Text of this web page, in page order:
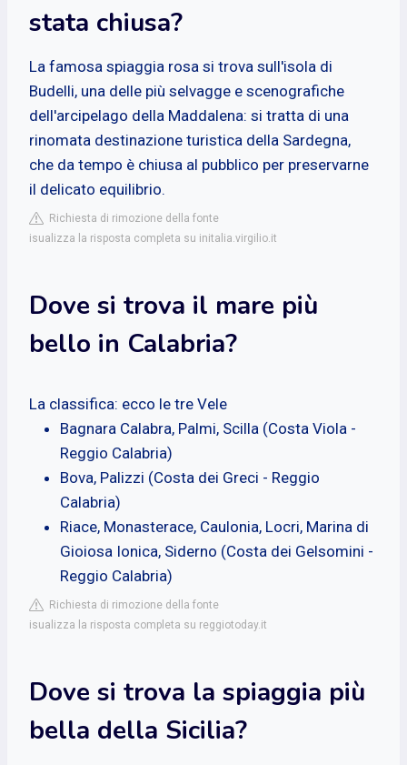
stata chiusa?
La famosa spiaggia rosa si trova sull'isola di
Budelli, una delle più selvagge e scenografiche
dell'arcipelago della Maddalena: si tratta di una
rinomata destinazione turistica della Sardegna,
che da tempo è chiusa al pubblico per preservarne
il delicato equilibrio.
Richiesta di rimozione della fonte
isualizza la risposta completa su initalia.virgilio.it
Dove si trova il mare più
bello in Calabria?
La classifica: ecco le tre Vele
Bagnara Calabra, Palmi, Scilla (Costa Viola -
Reggio Calabria)
Bova, Palizzi (Costa dei Greci - Reggio
Calabria)
Riace, Monasterace, Caulonia, Locri, Marina di
Gioiosa Ionica, Siderno (Costa dei Gelsomini -
Reggio Calabria)
Richiesta di rimozione della fonte
isualizza la risposta completa su reggiotoday.it
Dove si trova la spiaggia più
bella della Sicilia?